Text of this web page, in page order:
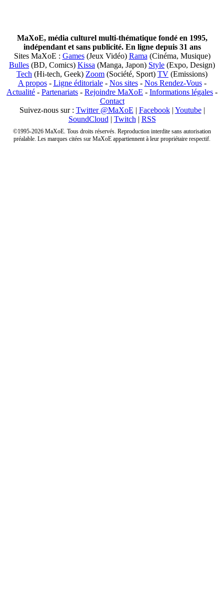
MaXoE, média culturel multi-thématique fondé en 1995,
indépendant et sans publicité. En ligne depuis 31 ans
Sites MaXoE : Games(Jeux Vidéo) Rama (Cinéma, Musique)
Bulles (BD, Comics) Kissa (Manga, Japon) Style (Expo, Design)
Tech (Hi-tech, Geek) Zoom (Société, Sport) TV (Emissions)
A propos- Ligne éditoriale- Nos sites- Nos Rendez-Vous-
Actualité - Partenariats - Rejoindre MaXoE - Informations légales -
Contact
Suivez-nous sur : Twitter @MaXoE | Facebook| Youtube|
SoundCloud | Twitch | RSS
©1995-2026 MaXoE. Tous droits réservés. Reproduction interdite sans autorisation
préalable. Les marques citées sur MaXoE appartiennent à leur propriétaire respectif.